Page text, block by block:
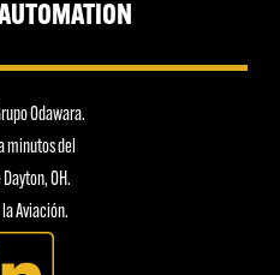
Odawara.
minutos del
OH.
Aviación.